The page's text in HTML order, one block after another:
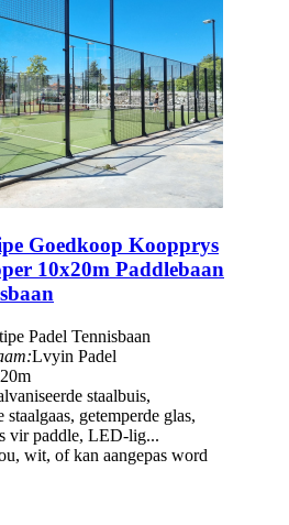
Goedkoop Koopprys
10x20m Paddlebaan
Padel Tennisbaan
Lvyin Padel
staalbuis,
staalgaas, getemperde glas,
vir paddle, LED-lig...
wit, of kan aangepas word